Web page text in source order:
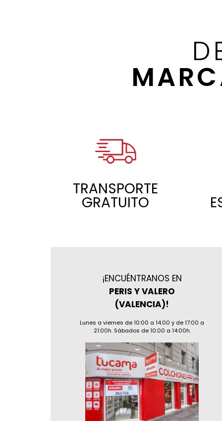
TRANSPORTE
GRATUITO
¡ENCUÉNTRANOS EN
PERIS Y VALERO
(VALENCIA)!
Lunes a viernes de 10:00 a 14:00 y de 17:00 a
21:00h. Sábados de 10:00 a 14:00h.